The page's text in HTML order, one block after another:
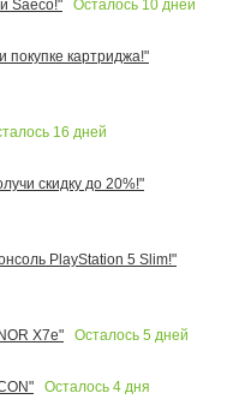
Saeco!"
Осталось 10 дней
покупке картриджа!"
16 дней
скидку до 20%!"
PlayStation 5 Slim!"
X7e"
Осталось 5 дней
Осталось 4 дня